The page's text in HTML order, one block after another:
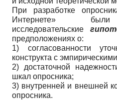
При разработке
Интернете» были
исследовательские
предположениях о:
1) согласованности
конструкта с
2) достаточной
шкал опросника;
3) внутренней и внешней
опросника.